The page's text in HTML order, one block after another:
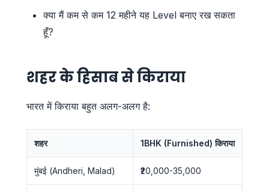
क्या मैं कम से कम 12 महीने यह Level बनाए रख सकता
हूँ?
शहर के हिसाब से किराया
भारत में किराया बहुत अलग-अलग है:
शहर 1BHK (Furnished) किराया
मुंबई (Andheri, Malad) ₹20,000-35,000